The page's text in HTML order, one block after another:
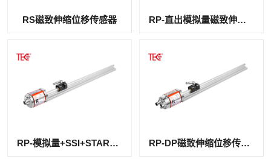
RS磁致伸缩位移传感器 RP-直出模拟量磁致伸缩位移传感器
RP-模拟量+SSI+START磁致伸缩 RP-DP磁致伸缩位移传感器